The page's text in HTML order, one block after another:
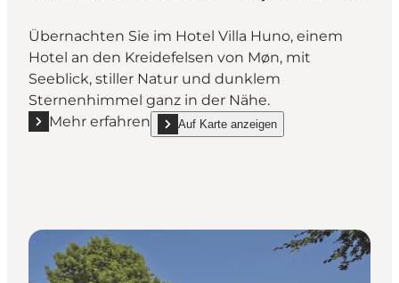
Übernachten Sie im Hotel Villa Huno, einem
Hotel an den Kreidefelsen von Møn, mit
Seeblick, stiller Natur und dunklem
Sternenhimmel ganz in der Nähe.
Mehr erfahren
Mehr erfahren "Hotel Villa Huno – Hotel an den
Auf Karte anzeigen
show Hotel Villa Huno – Hotel an den